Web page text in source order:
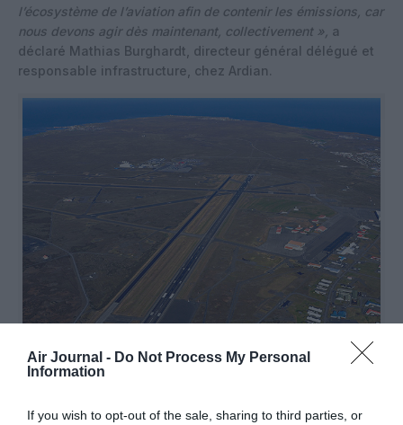
Air Journal - Do Not Process My Personal
Information
If you wish to opt-out of the sale, sharing to third parties, or
l’écosystème de l’aviation afin de contenir les émissions, car
nous devons agir dès maintenant, collectivement », a
déclaré Mathias Burghardt, directeur général délégué et
responsable infrastructure, chez Ardian.
©SuperJet International via Wikimedia Commons